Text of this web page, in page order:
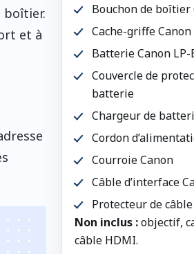
boîtier.
et à
Bouchon de boîtier
Cache-griffe Canon
Batterie Canon LP-
Couvercle de
batterie
Chargeur de
Cordon
Courroie Canon
Câble d’interface
Protecteur de câble
Non inclus :objectif,
câble HDMI.